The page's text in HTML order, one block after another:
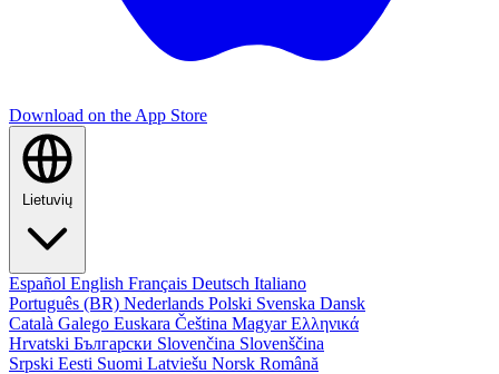
Download on the App Store
Lietuvių
Español English Français Deutsch Italiano
Português (BR) Nederlands Polski Svenska Dansk
Català Galego Euskara Čeština MagyarΕλληνικά
Hrvatski Български Slovenčina Slovenščina
Srpski Eesti Suomi Latviešu Norsk Română